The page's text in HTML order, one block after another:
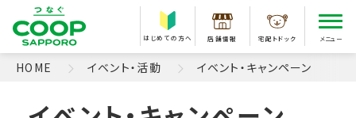
はじめての方へ 店舗情報 宅配トドック メニュー
HOME イベント・活動 イベント・キャンペーン